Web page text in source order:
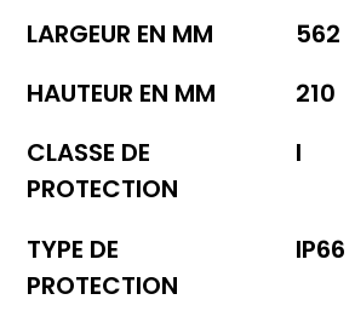
LARGEUR EN MM
562
HAUTEUR EN MM
210
CLASSE DE
PROTECTION
I
TYPE DE
PROTECTION
IP66